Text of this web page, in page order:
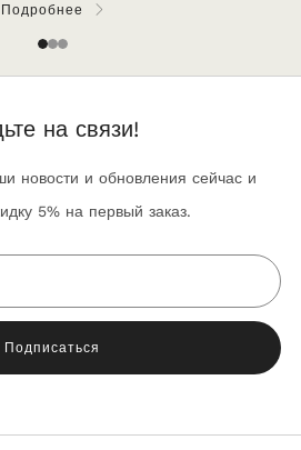
Подробнее
на связи!
новости и обновления сейчас и
5% на первый заказ.
Подписаться